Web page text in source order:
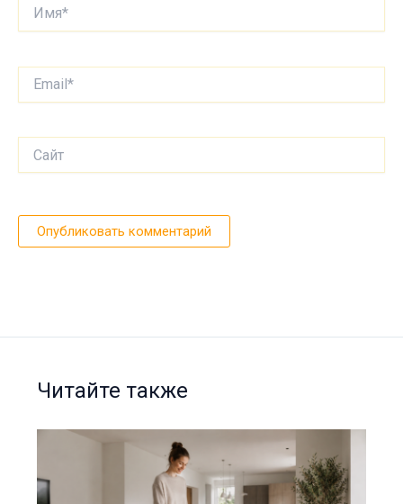
Читайте также